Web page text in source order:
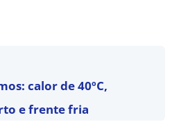
calor de 40ºC,
e frente fria